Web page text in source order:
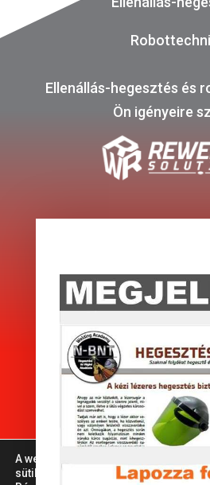
Ellenállás-hegesztés és
Ön igényeire
Adatkezelési
Kapcsolat
Készítette:
ReWeRob Solutions
A weboldalon a minőségi
sütiket használunk.